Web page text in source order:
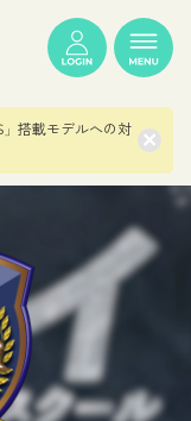
搭載モデルへの対 ×